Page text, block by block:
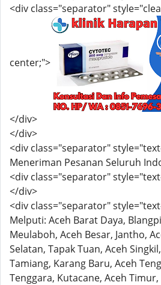
<div class="separator"
center;">
</div>
</div>
<div class="separator"
Meneriman Pesanan Seluruh
<div class="separator"
</div>
<div class="separator"
Melputi: Aceh Barat Daya,
Meulaboh, Aceh Besar, Jantho,
Selatan, Tapak Tuan, Aceh
Tamiang, Karang Baru, Aceh
Tenggara, Kutacane, Aceh Timur,